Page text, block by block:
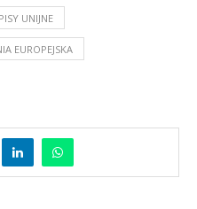
UNIJNE
EUROPEJSKA